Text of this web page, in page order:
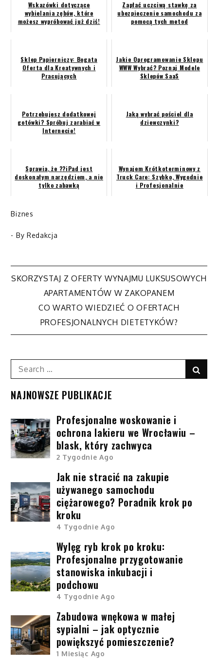
Wskazówki dotyczące
wybielania zębów, które
możesz wypróbować już dziś!
Zapłać uczciwą stawkę za
ubezpieczenie samochodu za
pomocą tych metod
Sklep Papierniczy: Bogata
Oferta dla Kreatywnych i
Pracujących
Jakie Oprogramowanie Sklepu
WWW Wybrać? Poznaj Modele
Sklepów SaaS
Potrzebujesz dodatkowej
gotówki? Spróbuj zarabiać w
Internecie!
Jaką wybrać pościel dla
dziewczynki?
Sprawia, że ??iPad jest
doskonałym narzędziem, a nie
tylko zabawką
Wynajem Krótkoterminowy z
Truck Care: Szybko, Wygodnie
i Profesjonalnie
Biznes
- By Redakcja
Nawigacja
wpisu
SKORZYSTAJ Z OFERTY WYNAJMU LUKSUSOWYCH
APARTAMENTÓW W ZAKOPANEM
CO WARTO WIEDZIEĆ O OFERTACH
PROFESJONALNYCH DIETETYKÓW?
Search
for:
NAJNOWSZE PUBLIKACJE
Profesjonalne woskowanie i
ochrona lakieru we Wrocławiu –
blask, który zachwyca
2 Tygodnie Ago
Jak nie stracić na zakupie
używanego samochodu
ciężarowego? Poradnik krok po
kroku
4 Tygodnie Ago
Wylęg ryb krok po kroku:
Profesjonalne przygotowanie
stanowiska inkubacji i
podchowu
4 Tygodnie Ago
Zabudowa wnękowa w małej
sypialni – jak optycznie
powiększyć pomieszczenie?
1 Miesiąc Ago